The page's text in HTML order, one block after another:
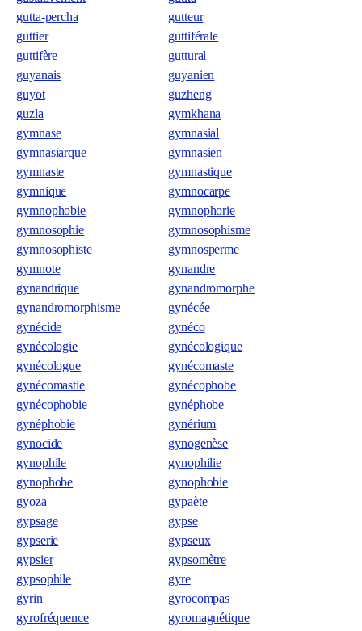
gutta-percha
gutteur
guttier
guttiférale
guttifère
guttural
guyanais
guyanien
guyot
guzheng
guzla
gymkhana
gymnase
gymnasial
gymnasiarque
gymnasien
gymnaste
gymnastique
gymnique
gymnocarpe
gymnophobie
gymnophorie
gymnosophie
gymnosophisme
gymnosophiste
gymnosperme
gymnote
gynandre
gynandrique
gynandromorphe
gynandromorphisme
gynécée
gynécide
gynéco
gynécologie
gynécologique
gynécologue
gynécomaste
gynécomastie
gynécophobe
gynécophobie
gynéphobe
gynéphobie
gynérium
gynocide
gynogenèse
gynophile
gynophilie
gynophobe
gynophobie
gyoza
gypaète
gypsage
gypse
gypserie
gypseux
gypsier
gypsomètre
gypsophile
gyre
gyrin
gyrocompas
gyrofréquence
gyromagnétique